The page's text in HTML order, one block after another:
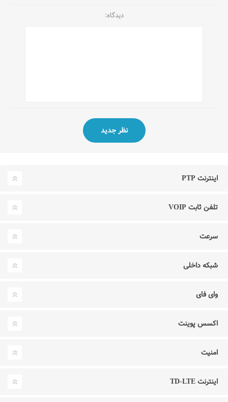
دیدگاه:
اینترنت PTP
تلفن ثابت VOIP
سرعت
شبکه داخلی
وای فای
اکسس پوینت
امنیت
اینترنت TD-LTE